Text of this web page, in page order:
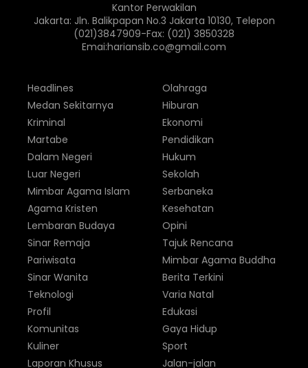
Kantor Perwakilan
Jakarta: Jln. Balikpapan No.3 Jakarta 10130, Telepon
(021)3847909-Fax: (021) 3850328
Emai:hariansib.co@gmail.com
Headlines
Medan Sekitarnya
Kriminal
Martabe
Dalam Negeri
Luar Negeri
Olahraga
Hiburan
Ekonomi
Pendidikan
Hukum
Sekolah
Mimbar Agama Islam
Agama Kristen
Lembaran Budaya
Sinar Remaja
Pariwisata
Sinar Wanita
Serbaneka
Kesehatan
Opini
Tajuk Rencana
Mimbar Agama Buddha
Berita Terkini
Teknologi
Profil
Komunitas
Kuliner
Laporan Khusus
Varia Natal
Edukasi
Gaya Hidup
Sport
Jalan-jalan